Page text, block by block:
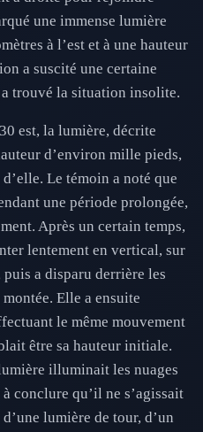
une immense lumière
à l’est et à une hauteur
a suscité une certaine
trouvé la situation insolite.
est, la lumière, décrite
d’environ mille pieds,
Le témoin a noté que
une période prolongée,
Après un certain temps,
lentement en vertical, sur
a disparu derrière les
Elle a ensuite
le même mouvement
être sa hauteur initiale.
illuminait les nuages
conclure qu’il ne s’agissait
lumière de tour, d’un